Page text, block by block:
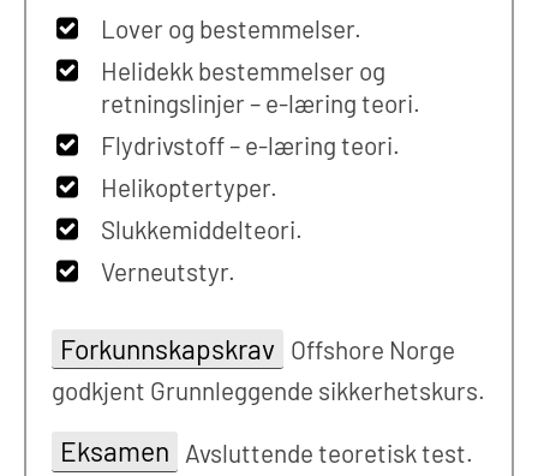
Lover og bestemmelser.
Helidekk bestemmelser og
retningslinjer – e-læring teori.
Flydrivstoff – e-læring teori.
Helikoptertyper.
Slukkemiddelteori.
Verneutstyr.
Forkunnskapskrav Offshore Norge
godkjent Grunnleggende sikkerhetskurs.
Eksamen Avsluttende teoretisk test.